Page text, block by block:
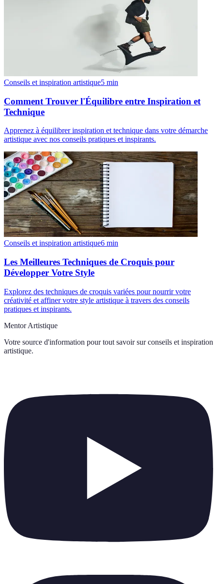
Conseils et inspiration artistique5 min
Comment Trouver l'Équilibre entre Inspiration et
Technique
Apprenez à équilibrer inspiration et technique dans votre démarche
artistique avec nos conseils pratiques et inspirants.
Conseils et inspiration artistique6 min
Les Meilleures Techniques de Croquis pour
Développer Votre Style
Explorez des techniques de croquis variées pour nourrir votre
créativité et affiner votre style artistique à travers des conseils
pratiques et inspirants.
Mentor Artistique
Votre source d'information pour tout savoir sur conseils et inspiration
artistique.